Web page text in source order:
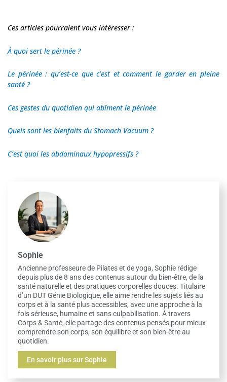
Ces articles pourraient vous intéresser :
À quoi sert le périnée ?
Le périnée : qu’est-ce que c’est et comment le garder en pleine
santé ?
Ces gestes du quotidien qui abîment le périnée
Quels sont les bienfaits du Stomach Vacuum ?
C’est quoi les abdominaux hypopressifs ?
Sophie
Ancienne professeure de Pilates et de yoga, Sophie rédige
depuis plus de 8 ans des contenus autour du bien-être, de la
santé naturelle et des pratiques corporelles douces. Titulaire
d’un DUT Génie Biologique, elle aime rendre les sujets liés au
corps et à la santé plus accessibles, avec une approche à la
fois sérieuse, humaine et sans culpabilisation. À travers
Corps & Santé, elle partage des contenus pensés pour mieux
comprendre son corps, son équilibre et son bien-être au
quotidien.
En savoir plus sur Sophie